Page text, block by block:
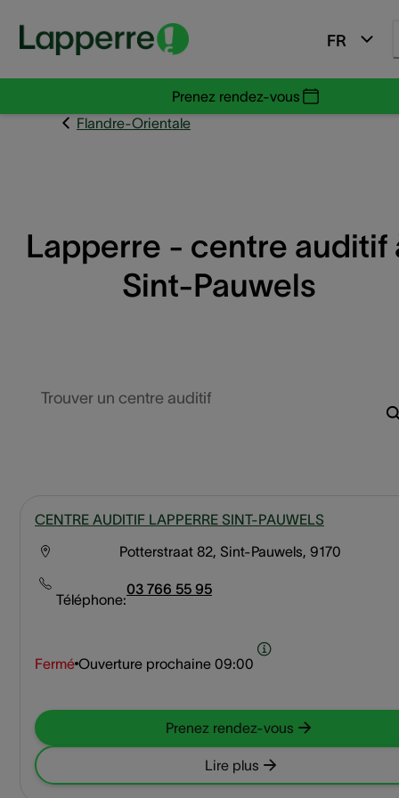
FR
Prenez rendez-vous
Flandre-Orientale
Lapperre - centre auditif
Sint-Pauwels
Trouver un centre auditif
CENTRE AUDITIF LAPPERRE SINT-PAUWELS
Potterstraat 82, Sint-Pauwels, 9170
Téléphone:
03 766 55 95
Fermé Ouverture prochaine 09:00
Prenez rendez-vous
Lire plus